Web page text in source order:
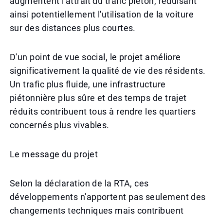
ainsi potentiellement l'utilisation de la voiture
sur des distances plus courtes.
D'un point de vue social, le projet améliore
significativement la qualité de vie des résidents.
Un trafic plus fluide, une infrastructure
piétonnière plus sûre et des temps de trajet
réduits contribuent tous à rendre les quartiers
concernés plus vivables.
Le message du projet
Selon la déclaration de la RTA, ces
développements n'apportent pas seulement des
changements techniques mais contribuent